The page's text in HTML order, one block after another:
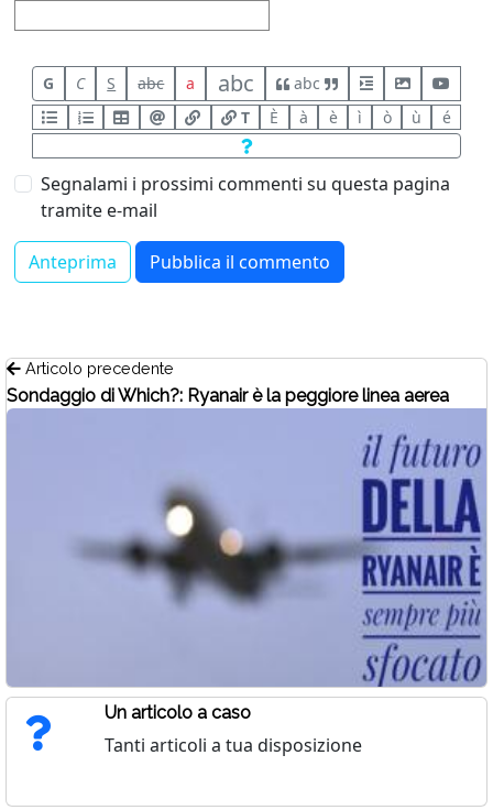
G C S abc a abc
abc
T
È à è ì ò ù é
Segnalami i prossimi commenti su questa pagina
tramite e-mail
Articolo precedente
Sondaggio di Which?: Ryanair è la peggiore linea aerea
Un articolo a caso
Tanti articoli a tua disposizione